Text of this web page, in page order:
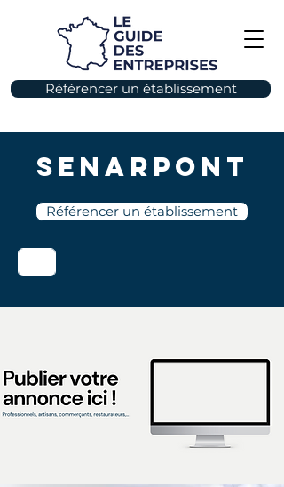
Référencer un établissement
Senarpont
Référencer un établissement